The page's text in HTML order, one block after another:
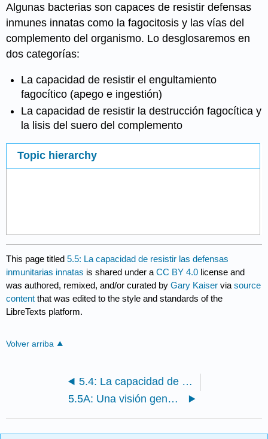
Algunas bacterias son capaces de resistir defensas
inmunes innatas como la fagocitosis y las vías del
complemento del organismo. Lo desglosaremos en
dos categorías:
La capacidad de resistir el engultamiento
fagocítico (apego e ingestión)
La capacidad de resistir la destrucción fagocítica y
la lisis del suero del complemento
Topic hierarchy
This page titled5.5: La capacidad de resistir las defensas
inmunitarias innatas is shared under aCC BY 4.0 license and
was authored, remixed, and/or curated byGary Kaiser viasource
content that was edited to the style and standards of the
LibreTexts platform.
Volver arriba
5.4: La capacidad de competir por los nutrientes
5.5A: Una visión general para resistir las defensas inmunitarias innatas